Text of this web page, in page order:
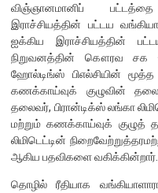
வங்கிப் பணிமனை
வங்கிப் பணிமனை
பிரதேச அலுவலகங்கள்
நூலகம் மற்றும் தகவல்
வங்கித்தொழில்
பொருளாதார வரலாற்று
விஞ்ஞானமானிப்
இராச்சியத்தின் பட்டய
ஐக்கிய இராச்சியத்தின்
நிறுவனத்தின் கௌரவ சக
ஹோல்டிங்ஸ் பிஎல்சியின் மூத்த
கணக்காய்வுக் குழுவின்
தலைவர், பிரான்டிக்ஸ் லங்கா
மற்றும் கணக்காய்வுக்
லிமிடெட்டின்
ஆகிய பதவிகளை வகிக்கின்றார்.
தொழில் ரீதியாக